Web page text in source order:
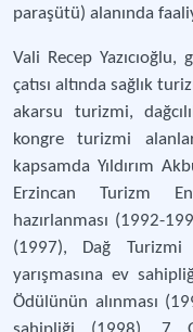
paraşütü) alanında
Vali Recep
çatısı altında sağlık
akarsu turizmi,
kongre turizmi
kapsamda Yıldırım
Erzincan Turizm
hazırlanması (1992-
(1997), Dağ Turizmi
yarışmasına ev
Ödülünün alınması